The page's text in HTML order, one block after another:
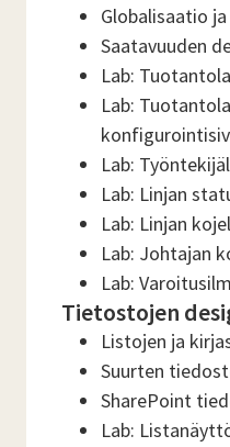
Globalisaatio
Saatavuuden
Lab:
Lab:
Lab:
Lab: Linjan
Lab: Linjan
Lab: Johtajan
Lab:
Tietostojen
Listojen ja
Suurten
SharePoint
Lab: